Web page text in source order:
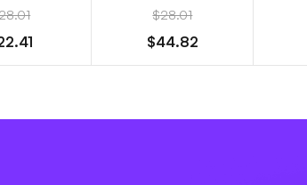
$28.01
$44.82